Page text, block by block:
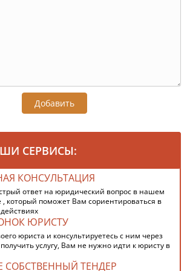
Добавить
СЕРВИСЫ:
КОНСУЛЬТАЦИЯ
ответ на юридический вопрос в нашем
, который поможет Вам сориентироваться в
ЮРИСТУ
юриста и консультируетесь с ним через
услугу, Вам не нужно идти к юристу в
СОБСТВЕННЫЙ ТЕНДЕР